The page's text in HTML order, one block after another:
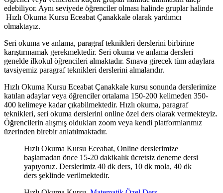
edebiliyor. Aynı seviyede öğrenciler olması halinde gruplar halinde
Hızlı Okuma Kursu Eceabat Çanakkale olarak yardımcı
olmaktayız.
Seri okuma ve anlama, paragraf teknikleri derslerini birbirine
karıştırmamak gerekmektedir. Seri okuma ve anlama dersleri
genelde ilkokul öğrencileri almaktadır. Sınava girecek tüm adaylara
tavsiyemiz paragraf teknikleri derslerini almalarıdır.
Hızlı Okuma Kursu Eceabat Çanakkale kursu sonunda derslerimize
katılan adaylar veya öğrenciler ortalama 150-200 kelimeden 350-
400 kelimeye kadar çıkabilmektedir. Hızlı okuma, paragraf
teknikleri, seri okuma derslerini online özel ders olarak vermekteyiz.
Öğrencilerin alışmış oldukları zoom veya kendi platformlarımız
üzerinden birebir anlatılmaktadır.
Hızlı Okuma Kursu Eceabat, Online derslerimize
başlamadan önce 15-20 dakikalık ücretsiz deneme dersi
yapıyoruz. Derslerimiz 40 dk ders, 10 dk mola, 40 dk
ders şeklinde verilmektedir.